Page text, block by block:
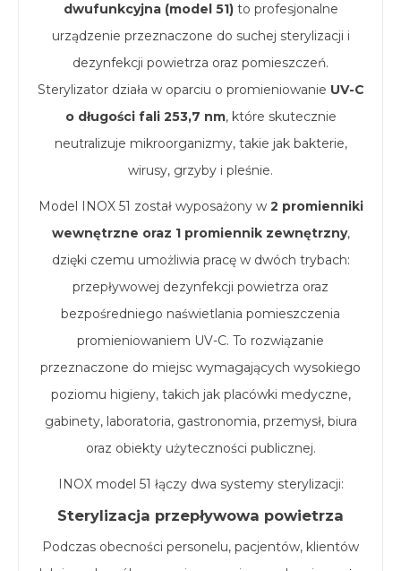
dwufunkcyjna (model 51)to profesjonalne
urządzenie przeznaczone do suchej sterylizacji i
dezynfekcji powietrza oraz pomieszczeń.
Sterylizator działa w oparciu o promieniowanie UV-C
o długości fali 253,7 nm, które skutecznie
neutralizuje mikroorganizmy, takie jak bakterie,
wirusy, grzyby i pleśnie.
Model INOX 51 został wyposażony w 2 promienniki
wewnętrzne oraz 1 promiennik zewnętrzny,
dzięki czemu umożliwia pracę w dwóch trybach:
przepływowej dezynfekcji powietrza oraz
bezpośredniego naświetlania pomieszczenia
promieniowaniem UV-C. To rozwiązanie
przeznaczone do miejsc wymagających wysokiego
poziomu higieny, takich jak placówki medyczne,
gabinety, laboratoria, gastronomia, przemysł, biura
oraz obiekty użyteczności publicznej.
INOX model 51 łączy dwa systemy sterylizacji:
Sterylizacja przepływowa powietrza
Podczas obecności personelu, pacjentów, klientów